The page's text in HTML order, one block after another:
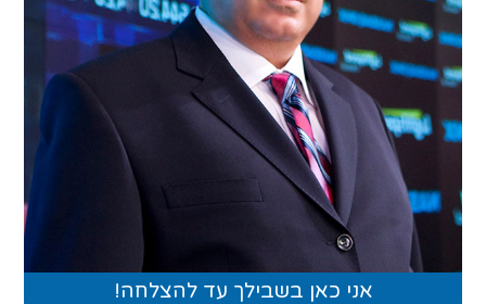
אני כאן בשבילך עד להצלחה!